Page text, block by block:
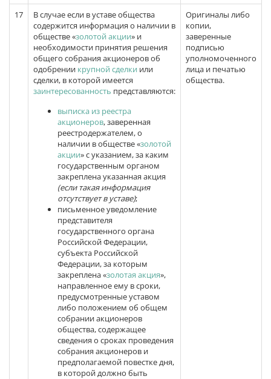
17
В случае если в уставе общества
содержится информация о наличии в
обществе «золотой акции» и
необходимости принятия решения
общего собрания акционеров об
одобрении крупной сделки или
сделки, в которой имеется
заинтересованность представляются:
выписка из реестра
акционеров, заверенная
реестродержателем, о
наличии в обществе «золотой
акции» с указанием, за каким
государственным органом
закреплена указанная акция
(если такая информация
отсутствует в уставе);
письменное уведомление
представителя
государственного органа
Российской Федерации,
субъекта Российской
Федерации, за которым
закреплена «золотая акция»,
направленное ему в сроки,
предусмотренные уставом
либо положением об общем
собрании акционеров
общества, содержащее
сведения о сроках проведения
собрания акционеров и
предполагаемой повестке дня,
в которой должно быть
Оригиналы либо
копии,
заверенные
подписью
уполномоченного
лица и печатью
общества.